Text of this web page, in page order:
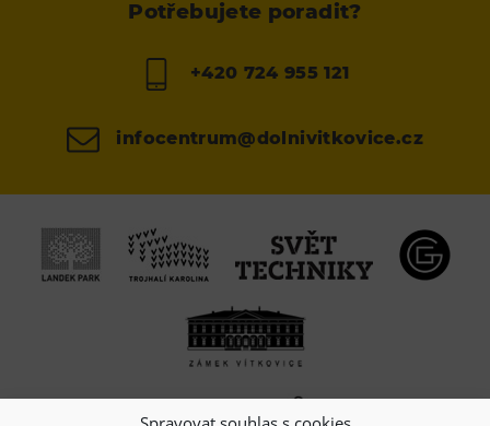
Potřebujete poradit?
+420 724 955 121
infocentrum@dolnivitkovice.cz